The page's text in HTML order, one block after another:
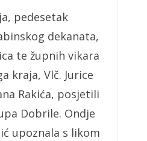
pedesetak
dekanata,
te župnih vikara
kraja, Vlč. Jurice
Rakića, posjetili
Dobrile. Ondje
upoznala s likom